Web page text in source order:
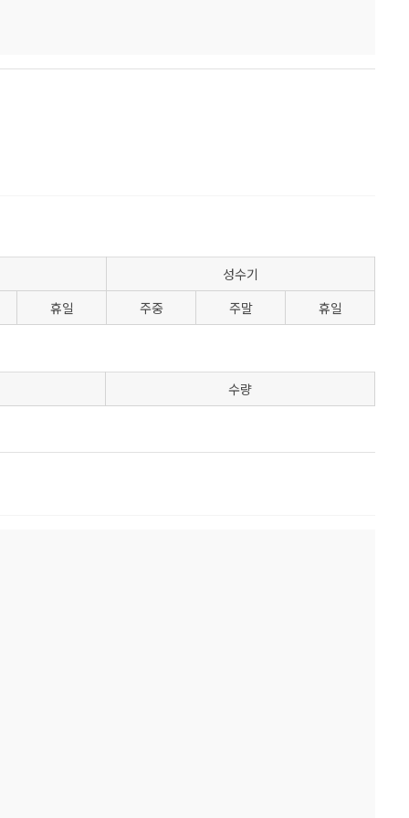
성수기
휴일 주중 주말 휴일
수량